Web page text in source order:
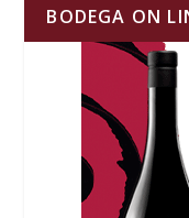
BODEGA ON